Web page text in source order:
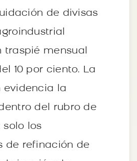
de divisas
traspié mensual
10 por ciento. La
evidencia la
del rubro de
solo los
de refinación de